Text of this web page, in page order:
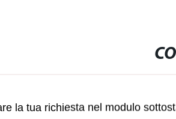
la tua richiesta nel modulo